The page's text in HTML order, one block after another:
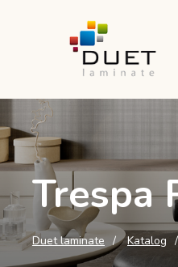
Trespa
Duet laminate Katalog